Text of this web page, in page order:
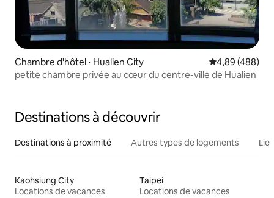
Chambre d'hôtel ⋅ Hualien City Évaluation
4,89 (488)
petite chambre privée au cœur du centre-ville de Hualien
Destinations à découvrir
Destinations à proximité Autres types de logements
Kaohsiung City
Locations de vacances
Taipei
Locations de vacances